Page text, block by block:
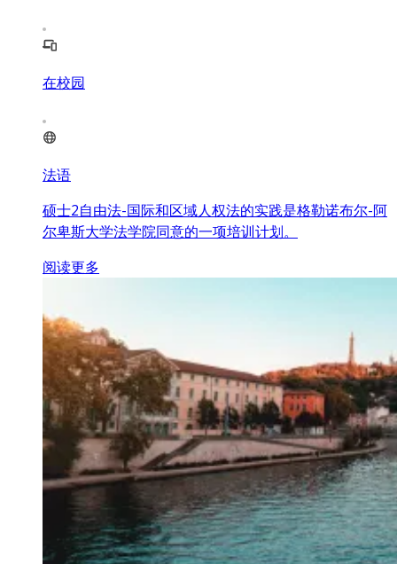
在校园
法语
硕士2自由法-国际和区域人权法的实践是格勒诺布尔-阿
尔卑斯大学法学院同意的一项培训计划。
阅读更多